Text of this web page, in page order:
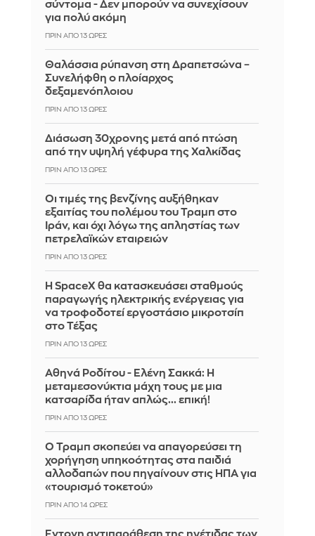
σύντομα - Δεν μπορούν να συνεχίσουν
για πολύ ακόμη
ΠΡΙΝ ΑΠΌ 13 ΏΡΕΣ
Θαλάσσια ρύπανση στη Δραπετσώνα –
Συνελήφθη ο πλοίαρχος
δεξαμενόπλοιου
ΠΡΙΝ ΑΠΌ 13 ΏΡΕΣ
Διάσωση 30χρονης μετά από πτώση
από την υψηλή γέφυρα της Χαλκίδας
ΠΡΙΝ ΑΠΌ 13 ΏΡΕΣ
Οι τιμές της βενζίνης αυξήθηκαν
εξαιτίας του πολέμου του Τραμπ στο
Ιράν, και όχι λόγω της απληστίας των
πετρελαϊκών εταιρειών
ΠΡΙΝ ΑΠΌ 13 ΏΡΕΣ
Η SpaceX θα κατασκευάσει σταθμούς
παραγωγής ηλεκτρικής ενέργειας για
να τροφοδοτεί εργοστάσιο μικροτσίπ
στο Τέξας
ΠΡΙΝ ΑΠΌ 13 ΏΡΕΣ
Αθηνά Ροδίτου - Ελένη Σακκά: Η
μεταμεσονύκτια μάχη τους με μια
κατσαρίδα ήταν απλώς... επική!
ΠΡΙΝ ΑΠΌ 13 ΏΡΕΣ
Ο Τραμπ σκοπεύει να απαγορεύσει τη
χορήγηση υπηκοότητας στα παιδιά
αλλοδαπών που πηγαίνουν στις ΗΠΑ για
«τουρισμό τοκετού»
ΠΡΙΝ ΑΠΌ 14 ΏΡΕΣ